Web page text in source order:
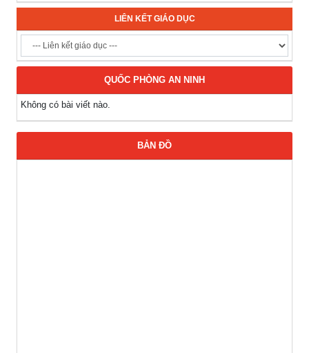
LIÊN KẾT GIÁO DỤC
QUỐC PHÒNG AN NINH
Không có bài viết nào.
BẢN ĐỒ